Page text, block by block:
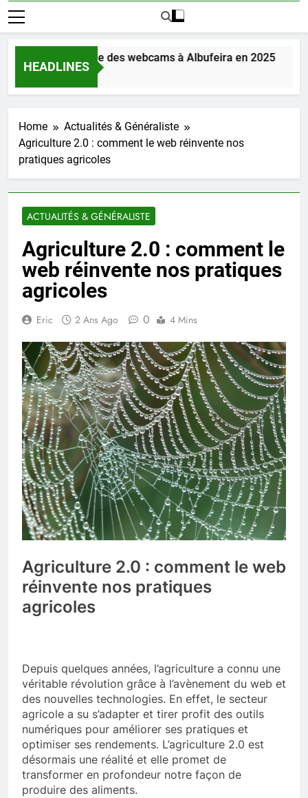
HEADLINES
la magie des webcams à Albufeira en 2025
Home
Actualités & Généraliste
Agriculture 2.0 : comment le web réinvente nos
pratiques agricoles
ACTUALITÉS & GÉNÉRALISTE
Agriculture 2.0 : comment le
web réinvente nos pratiques
agricoles
Eric 2 Ans Ago 0 4 Mins
Agriculture 2.0 : comment le web
réinvente nos pratiques
agricoles
Depuis quelques années, l’agriculture a connu une
véritable révolution grâce à l’avènement du web et
des nouvelles technologies. En effet, le secteur
agricole a su s’adapter et tirer profit des outils
numériques pour améliorer ses pratiques et
optimiser ses rendements. L’agriculture 2.0 est
désormais une réalité et elle promet de
transformer en profondeur notre façon de
produire des aliments.